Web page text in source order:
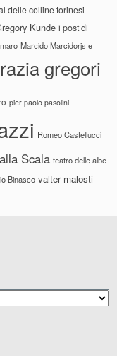
delle colline torinesi
Kunde i post di
Marcido Marcidorjs e
gregori
pier paolo pasolini
Romeo Castellucci
Scala teatro delle albe
Binasco valter malosti